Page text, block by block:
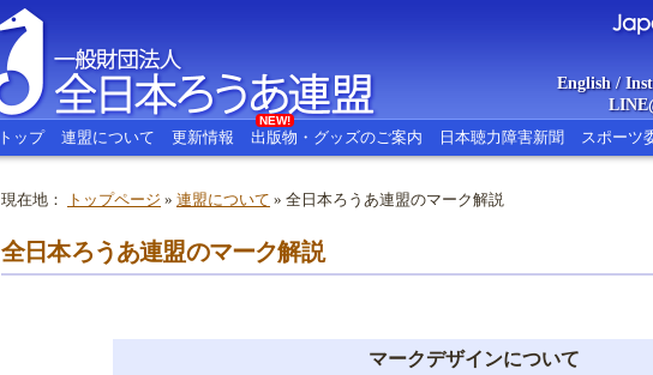
全日本ろうあ連盟
English/
トップ
連盟について 更新情報 出版物・グッズのご案内
NEW!
日本聴力障害新聞 スポーツ
現在地： トップページ » 連盟について » 全日本ろうあ連盟のマーク解説
全日本ろうあ連盟のマーク解説
マークデザインについて